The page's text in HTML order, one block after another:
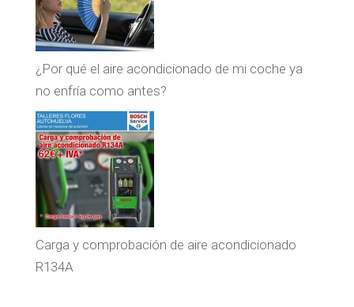
¿Por qué el aire acondicionado de mi coche ya
no enfría como antes?
Carga y comprobación de aire acondicionado
R134A